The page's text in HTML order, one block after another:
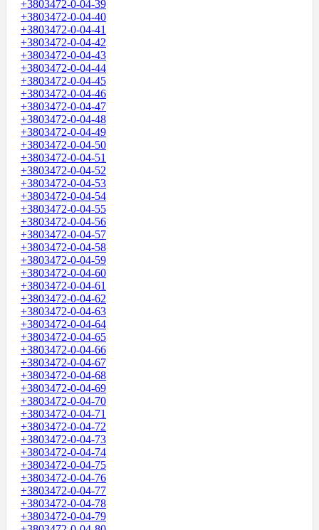
+3803472-0-04-39
+3803472-0-04-40
+3803472-0-04-41
+3803472-0-04-42
+3803472-0-04-43
+3803472-0-04-44
+3803472-0-04-45
+3803472-0-04-46
+3803472-0-04-47
+3803472-0-04-48
+3803472-0-04-49
+3803472-0-04-50
+3803472-0-04-51
+3803472-0-04-52
+3803472-0-04-53
+3803472-0-04-54
+3803472-0-04-55
+3803472-0-04-56
+3803472-0-04-57
+3803472-0-04-58
+3803472-0-04-59
+3803472-0-04-60
+3803472-0-04-61
+3803472-0-04-62
+3803472-0-04-63
+3803472-0-04-64
+3803472-0-04-65
+3803472-0-04-66
+3803472-0-04-67
+3803472-0-04-68
+3803472-0-04-69
+3803472-0-04-70
+3803472-0-04-71
+3803472-0-04-72
+3803472-0-04-73
+3803472-0-04-74
+3803472-0-04-75
+3803472-0-04-76
+3803472-0-04-77
+3803472-0-04-78
+3803472-0-04-79